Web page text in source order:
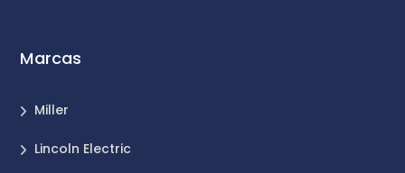
Marcas
Miller
Lincoln Electric